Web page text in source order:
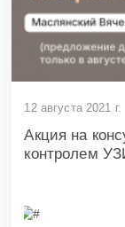
12 августа 2021 г.
Акция на
контролем